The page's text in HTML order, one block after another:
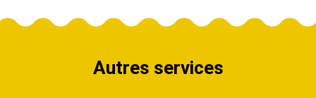
Autres services